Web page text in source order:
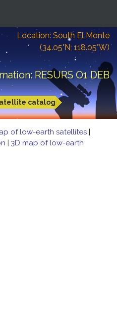
Location: South El Monte
(34.05°N; 118.05°W)
RESURS O1 DEB
catalog
of low-earth satellites |
| 3D map of low-earth